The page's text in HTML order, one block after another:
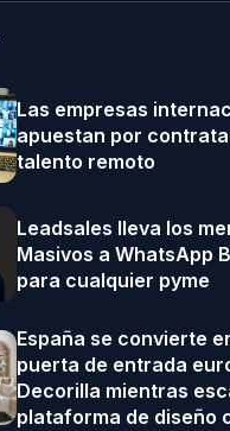
Las empresas
apuestan por
talento remoto
Leadsales lleva los
Masivos a WhatsApp
para cualquier pyme
España se convierte
puerta de entrada
Decorilla mientras
plataforma de diseño